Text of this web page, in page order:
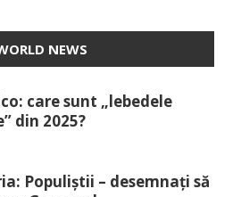
NEWS
care sunt „lebedele
din 2025?
Populiștii – desemnați să